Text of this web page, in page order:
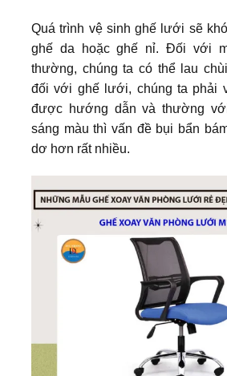
Quá trình vệ sinh ghế lưới sẽ
ghế da hoặc ghế nỉ. Đối với
thường, chúng ta có thể lau
đối với ghế lưới, chúng ta phải
được hướng dẫn và thường
sáng màu thì vấn đề bụi bẩn
dơ hơn rất nhiều.